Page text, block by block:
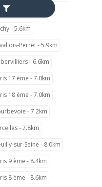
- 5.6km
- 5.6km
Perret - 5.9km
- 6.6km
17 ème - 7.0km
18 ème - 7.0km
- 7.2km
- 7.8km
sur-Seine - 8.0km
9 ème - 8.4km
8 ème - 8.6km